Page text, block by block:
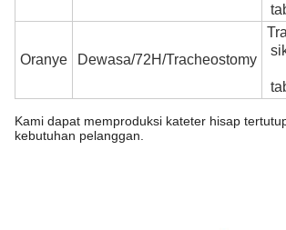
Oranye Dewasa/72H/Tracheostomy
Kami dapat memproduksi kateter hisap
kebutuhan pelanggan.